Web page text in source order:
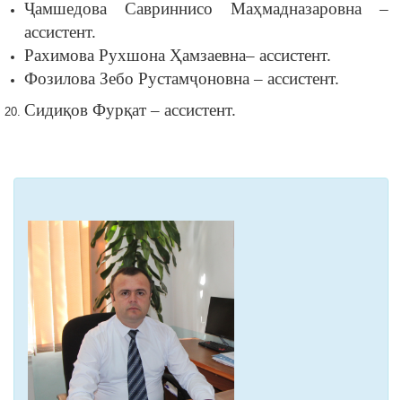
Ҷамшедова Савриннисо Маҳмадназаровна –
ассистент.
Рахимова Рухшона Ҳамзаевна– ассистент.
Фозилова Зебо Рустамҷоновна – ассистент.
Сидиқов Фурқат – ассистент.